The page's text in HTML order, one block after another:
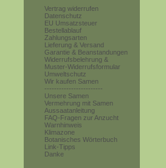
Vertrag widerrufen
Datenschutz
EU Umsatzsteuer
Bestellablauf
Zahlungsarten
Lieferung & Versand
Garantie & Beanstandungen
Widerrufsbelehrung &
Muster-Widerrufsformular
Umweltschutz
Wir kaufen Samen
------------------------
Unsere Samen
Vermehrung mit Samen
Aussaatanleitung
FAQ-Fragen zur Anzucht
Warnhinweis
Klimazone
Botanisches Wörterbuch
Link-Tipps
Danke